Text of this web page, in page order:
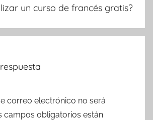
un curso de francés gratis?
correo electrónico no será
campos obligatorios están